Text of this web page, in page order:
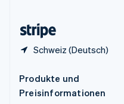
Schweiz (Deutsch)
Produkte und
Preisinformationen